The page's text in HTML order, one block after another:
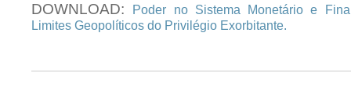
DOWNLOAD:
Poder no Sistema Monetário e
Limites Geopolíticos do Privilégio Exorbitante.